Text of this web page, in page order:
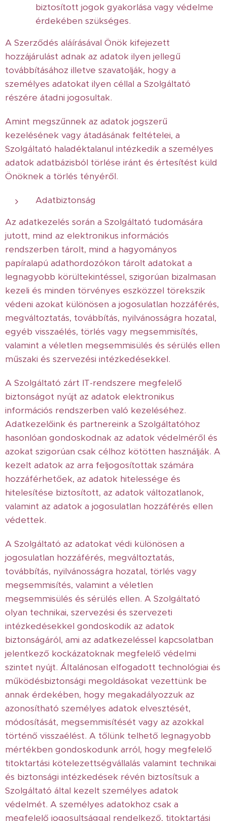
biztosított jogok gyakorlása vagy védelme
érdekében szükséges.
A Szerződés aláírásával Önök kifejezett
hozzájárulást adnak az adatok ilyen jellegű
továbbításához illetve szavatolják, hogy a
személyes adatokat ilyen céllal a Szolgáltató
részére átadni jogosultak.
Amint megszűnnek az adatok jogszerű
kezelésének vagy átadásának feltételei, a
Szolgáltató haladéktalanul intézkedik a személyes
adatok adatbázisból törlése iránt és értesítést küld
Önöknek a törlés tényéről.
Adatbiztonság
Az adatkezelés során a Szolgáltató tudomására
jutott, mind az elektronikus információs
rendszerben tárolt, mind a hagyományos
papíralapú adathordozókon tárolt adatokat a
legnagyobb körültekintéssel, szigorúan bizalmasan
kezeli és minden törvényes eszközzel törekszik
védeni azokat különösen a jogosulatlan hozzáférés,
megváltoztatás, továbbítás, nyilvánosságra hozatal,
egyéb visszaélés, törlés vagy megsemmisítés,
valamint a véletlen megsemmisülés és sérülés ellen
műszaki és szervezési intézkedésekkel.
A Szolgáltató zárt IT-rendszere megfelelő
biztonságot nyújt az adatok elektronikus
információs rendszerben való kezeléséhez.
Adatkezelőink és partnereink a Szolgáltatóhoz
hasonlóan gondoskodnak az adatok védelméről és
azokat szigorúan csak célhoz kötötten használják. A
kezelt adatok az arra feljogosítottak számára
hozzáférhetőek, az adatok hitelessége és
hitelesítése biztosított, az adatok változatlanok,
valamint az adatok a jogosulatlan hozzáférés ellen
védettek.
A Szolgáltató az adatokat védi különösen a
jogosulatlan hozzáférés, megváltoztatás,
továbbítás, nyilvánosságra hozatal, törlés vagy
megsemmisítés, valamint a véletlen
megsemmisülés és sérülés ellen. A Szolgáltató
olyan technikai, szervezési és szervezeti
intézkedésekkel gondoskodik az adatok
biztonságáról, ami az adatkezeléssel kapcsolatban
jelentkező kockázatoknak megfelelő védelmi
szintet nyújt. Általánosan elfogadott technológiai és
működésbiztonsági megoldásokat vezettünk be
annak érdekében, hogy megakadályozzuk az
azonosítható személyes adatok elvesztését,
módosítását, megsemmisítését vagy az azokkal
történő visszaélést. A tőlünk telhető legnagyobb
mértékben gondoskodunk arról, hogy megfelelő
titoktartási kötelezettségvállalás valamint technikai
és biztonsági intézkedések révén biztosítsuk a
Szolgáltató által kezelt személyes adatok
védelmét. A személyes adatokhoz csak a
megfelelő jogosultsággal rendelkező, titoktartási